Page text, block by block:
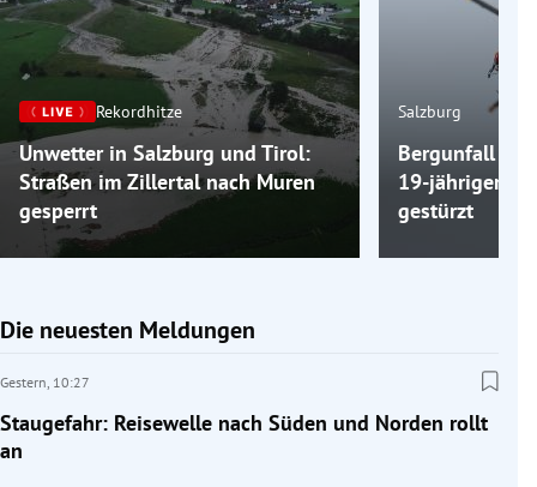
Rekordhitze
Unwetter in Salzburg und Tirol:
Straßen im Zillertal nach Muren
gesperrt
Salzburg
Bergunfall am
19-jähriger
gestürzt
Die neuesten Meldungen
Gestern, 10:27
Staugefahr: Reisewelle nach Süden und Norden rollt
an